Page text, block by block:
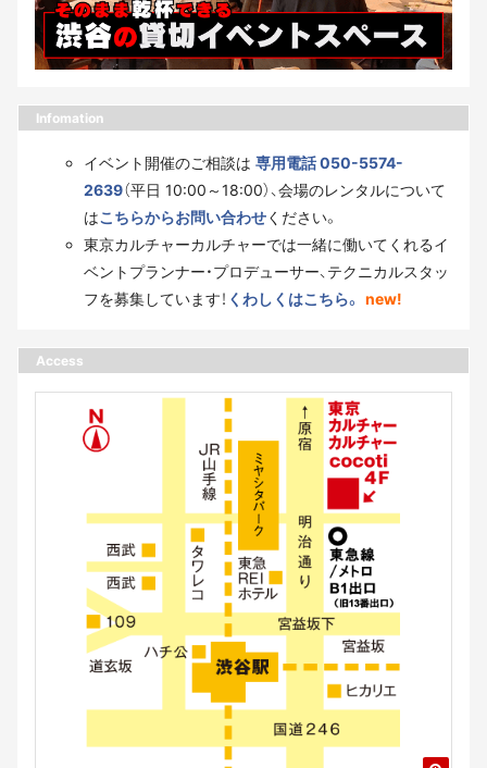
Infomation
イベント開催のご相談は 専用電話 050-5574-
2639（平日 10:00～18:00）、会場のレンタルについて
はこちらからお問い合わせください。
東京カルチャーカルチャーでは一緒に働いてくれるイ
ベントプランナー・プロデューサー、テクニカルスタッ
フを募集しています！ くわしくはこちら。 new!
Access